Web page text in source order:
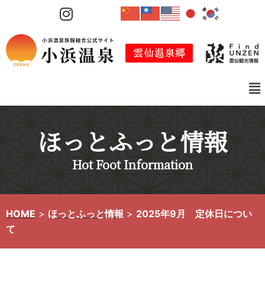
テ
ン
ス
ほっとふっと情報
Hot Foot Information
HOME > ほっとふっと情報 > 2025年9月 定休日につい
て